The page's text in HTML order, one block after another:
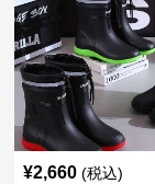
¥2,660 (税込)